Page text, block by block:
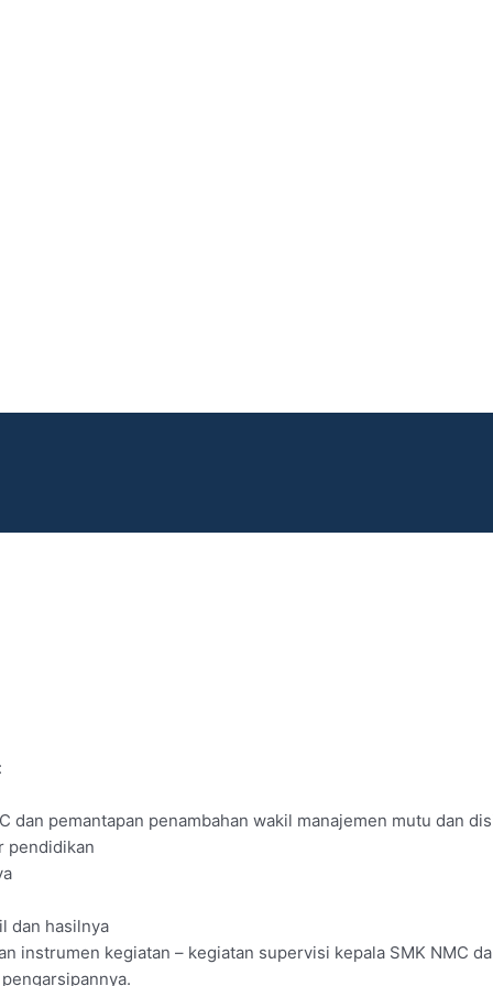
dan pemantapan penambahan wakil manajemen mutu dan
pendidikan
dan hasilnya
instrumen kegiatan – kegiatan supervisi kepala SMK NMC